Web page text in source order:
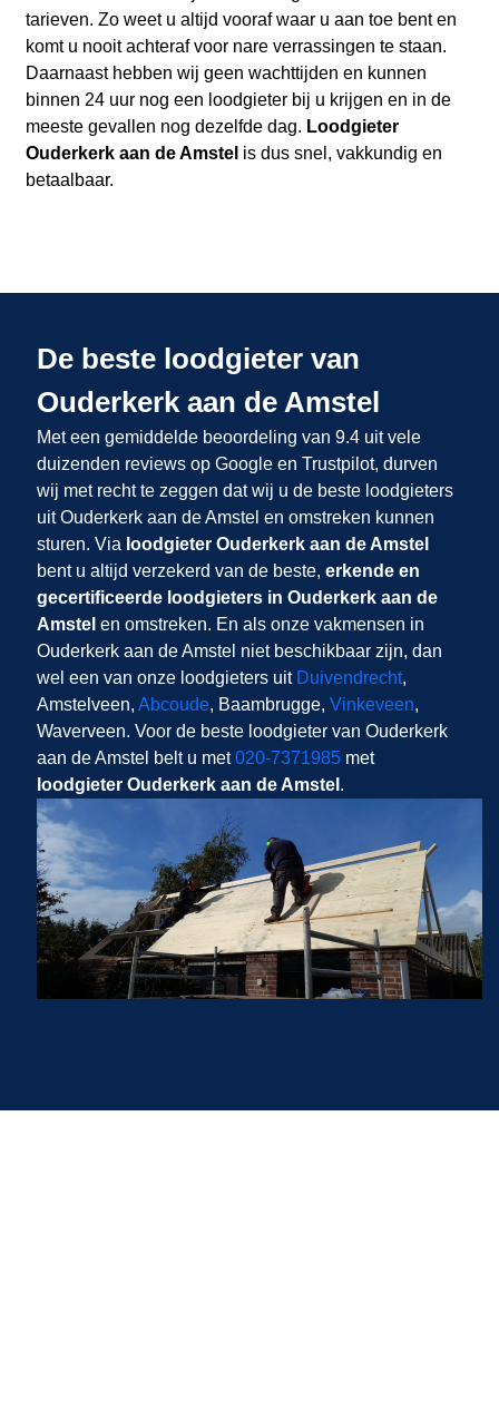
tarieven. Zo weet u altijd vooraf waar u aan toe bent en
komt u nooit achteraf voor nare verrassingen te staan.
Daarnaast hebben wij geen wachttijden en kunnen
binnen 24 uur nog een loodgieter bij u krijgen en in de
meeste gevallen nog dezelfde dag. Loodgieter
Ouderkerk aan de Amstel is dus snel, vakkundig en
betaalbaar.
De beste loodgieter van
Ouderkerk aan de Amstel
Met een gemiddelde beoordeling van 9.4 uit vele
duizenden reviews op Google en Trustpilot, durven
wij met recht te zeggen dat wij u de beste loodgieters
uit Ouderkerk aan de Amstel en omstreken kunnen
sturen. Via loodgieter Ouderkerk aan de Amstel
bent u altijd verzekerd van de beste, erkende en
gecertificeerde loodgieters in Ouderkerk aan de
Amstel en omstreken. En als onze vakmensen in
Ouderkerk aan de Amstel niet beschikbaar zijn, dan
wel een van onze loodgieters uit Duivendrecht,
Amstelveen, Abcoude, Baambrugge, Vinkeveen,
Waverveen. Voor de beste loodgieter van Ouderkerk
aan de Amstel belt u met020-7371985met
loodgieter Ouderkerk aan de Amstel .